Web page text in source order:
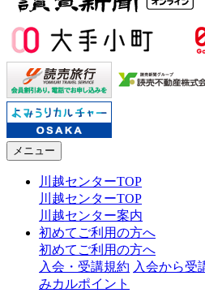
メニュー
川越センターTOP
川越センターTOP
川越センター案内
初めてご利用の方へ
初めてご利用の方へ
入会・受講規約 入会から受
みカルポイント